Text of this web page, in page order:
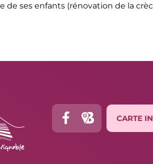
de ses enfants (rénovation de la
CARTE